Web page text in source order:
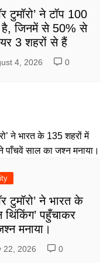
टुमॉरो’ ने टॉप 100
है, जिनमें से 50% से
3 शहरों से हैं
4, 2026 0
टुमॉरो’ ने भारत के
थिंकिंग’ पहुँचाकर
मनाया।
22, 2026 0